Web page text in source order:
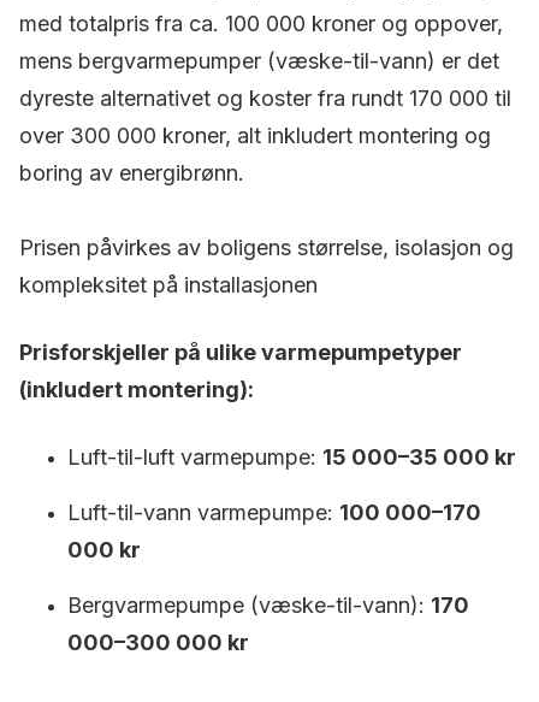
med totalpris fra ca. 100 000 kroner og oppover,
mens bergvarmepumper (væske-til-vann) er det
dyreste alternativet og koster fra rundt 170 000 til
over 300 000 kroner, alt inkludert montering og
boring av energibrønn.
Prisen påvirkes av boligens størrelse, isolasjon og
kompleksitet på installasjonen
Prisforskjeller på ulike varmepumpetyper
(inkludert montering):
Luft-til-luft varmepumpe: 15 000–35 000 kr
Luft-til-vann varmepumpe: 100 000–170
000 kr
Bergvarmepumpe (væske-til-vann): 170
000–300 000 kr